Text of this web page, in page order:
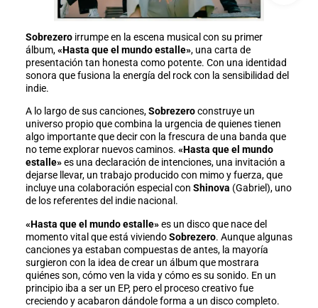
Sobrezeroirrumpe en la escena musical con su primer
álbum,«Hasta que el mundo estalle», una carta de
presentación tan honesta como potente. Con una identidad
sonora que fusiona la energía del rock con la sensibilidad del
indie.
A lo largo de sus canciones,Sobrezeroconstruye un
universo propio que combina la urgencia de quienes tienen
algo importante que decir con la frescura de una banda que
no teme explorar nuevos caminos. «Hasta que el mundo
estalle»es una declaración de intenciones, una invitación a
dejarse llevar, un trabajo producido con mimo y fuerza, que
incluye una colaboración especial con Shinova (Gabriel), uno
de los referentes del indie nacional.
«Hasta que el mundo estalle»es un disco que nace del
momento vital que está viviendoSobrezero. Aunque algunas
canciones ya estaban compuestas de antes, la mayoría
surgieron con la idea de crear un álbum que mostrara
quiénes son, cómo ven la vida y cómo es su sonido. En un
principio iba a ser un EP, pero el proceso creativo fue
creciendo y acabaron dándole forma a un disco completo.